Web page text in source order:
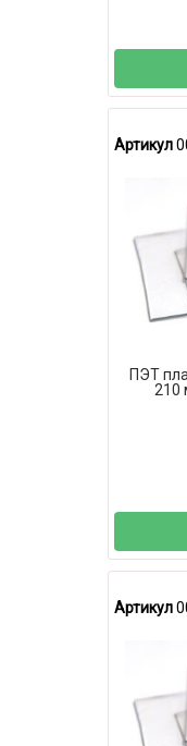
Артикул
ПЭТ
210
Артикул